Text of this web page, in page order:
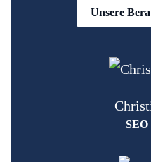
Unsere
SEO